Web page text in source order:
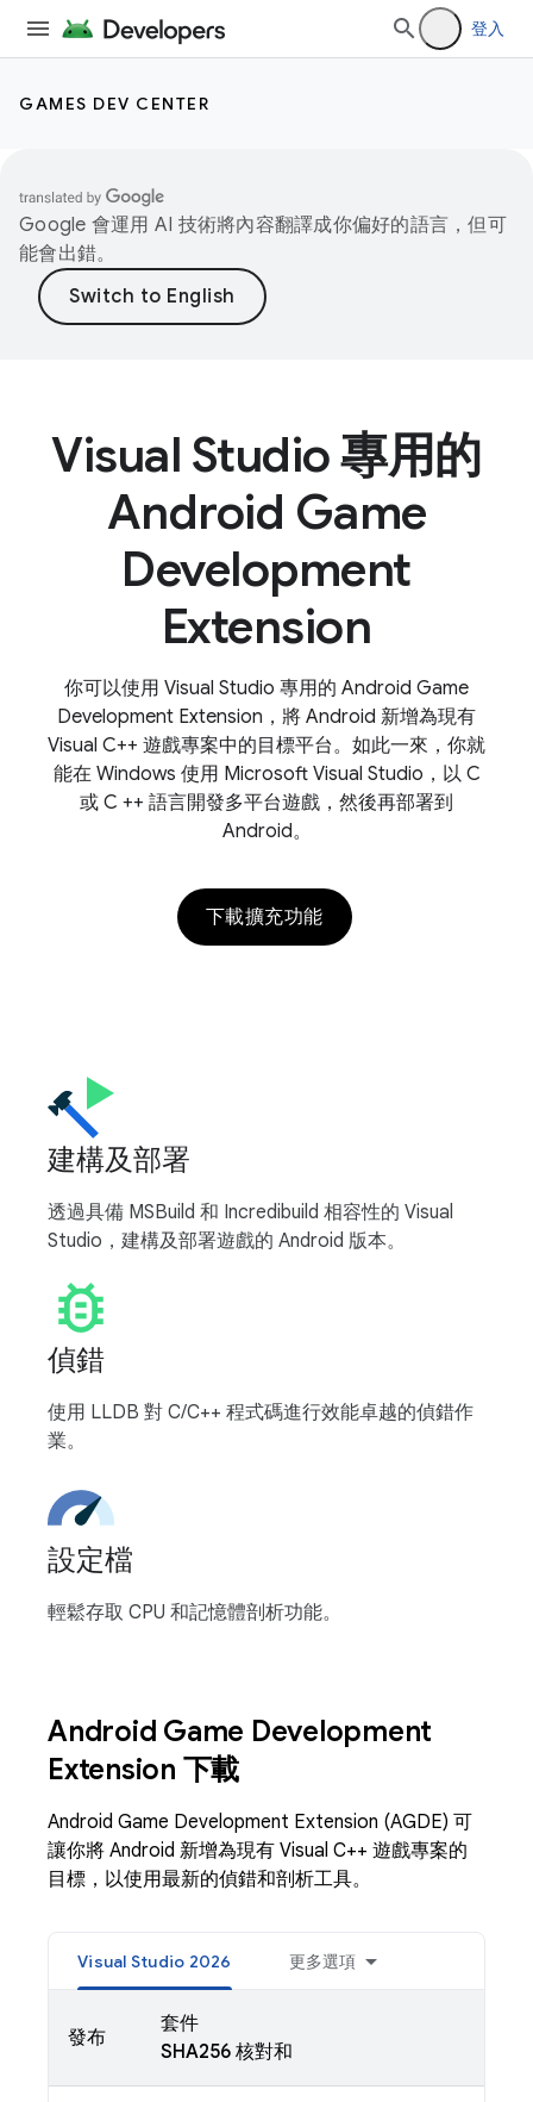
登入
GAMES DEV CENTER
Google 會運用 AI 技術將內容翻譯成你偏好的語言，但可
能會出錯。
Visual Studio 專用的
Android Game
Development
Extension
你可以使用 Visual Studio 專用的 Android Game
Development Extension，將 Android 新增為現有
Visual C++ 遊戲專案中的目標平台。如此一來，你就
能在 Windows 使用 Microsoft Visual Studio，以 C
或 C ++ 語言開發多平台遊戲，然後再部署到
Android。
下載擴充功能
建構及部署
透過具備 MSBuild 和 Incredibuild 相容性的 Visual
Studio，建構及部署遊戲的 Android 版本。
偵錯
使用 LLDB 對 C/C++ 程式碼進行效能卓越的偵錯作
業。
設定檔
輕鬆存取 CPU 和記憶體剖析功能。
Android Game Development
Extension 下載
Android Game Development Extension (AGDE) 可
讓你將 Android 新增為現有 Visual C++ 遊戲專案的
目標，以使用最新的偵錯和剖析工具。
Visual Studio 2026 更多選項
發布
套件
SHA256 核對和